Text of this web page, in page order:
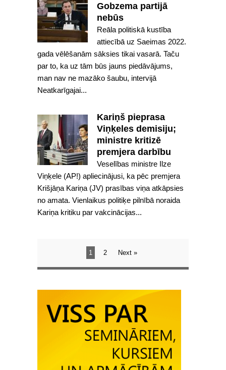
Gobzema partijā
nebūs
Reāla politiskā kustība
attiecībā uz Saeimas 2022.
gada vēlēšanām sāksies tikai vasarā. Taču
par to, ka uz tām būs jauns piedāvājums,
man nav ne mazāko šaubu, intervijā
Neatkarīgajai...
Kariņš pieprasa
Viņķeles demisiju;
ministre kritizē
premjera darbību
Veselības ministre Ilze
Viņķele (AP!) apliecinājusi, ka pēc premjera
Krišjāņa Kariņa (JV) prasības viņa atkāpsies
no amata. Vienlaikus politiķe pilnībā noraida
Kariņa kritiku par vakcinācijas...
1 2 Next »